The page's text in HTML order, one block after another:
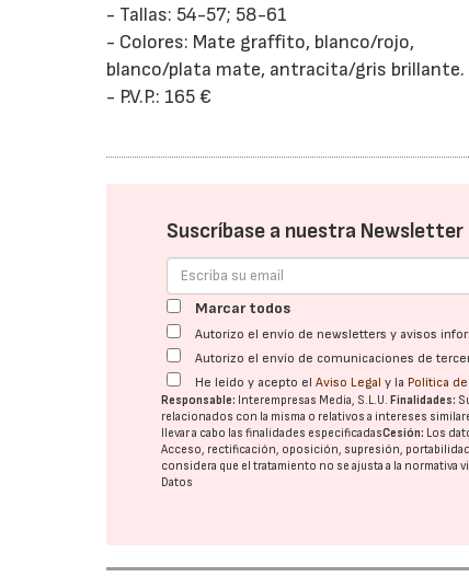
- Tallas: 54-57; 58-61
- Colores: Mate graffito, blanco/rojo,
blanco/plata mate, antracita/gris brillante.
- P.V.P.: 165 €
Suscríbase a nuestra Newsletter
Marcar todos
Autorizo el envío de newsletters y avisos
Autorizo el envío de comunicaciones de
He leído y acepto elAviso Legal y la Política
Responsable: Interempresas Media, S.L.U.Finalidades:
relacionados con la misma o relativos a intereses
llevar a cabo las finalidades especificadasCesión: Los
Acceso, rectificación, oposición, supresión,
considera que el tratamiento no se ajusta a la normativa
Datos